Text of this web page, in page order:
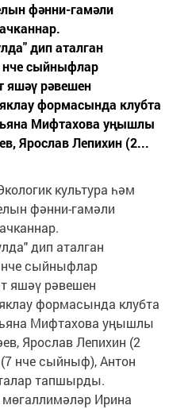
фәнни-гамәли
дип аталган
нче сыйныфлар
яшәү рәвешен
формасында клубта
Мифтахова уңышлы
Ярослав Лепихин (2...
культура һәм
фәнни-гамәли
дип аталган
нче сыйныфлар
яшәү рәвешен
формасында клубта
Мифтахова уңышлы
Ярослав Лепихин (2
нче сыйныф), Антон
тапшырды.
Ирина